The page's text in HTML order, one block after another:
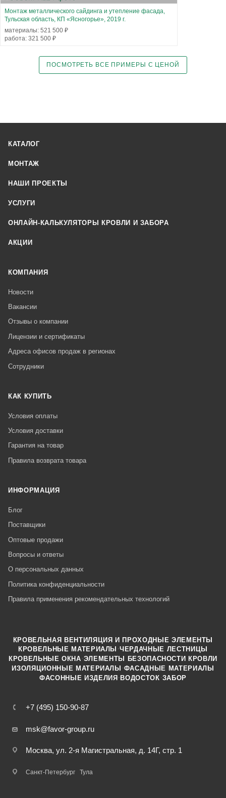
Монтаж металлического сайдинга и утепление фасада,
Тульская область, КП «Ясногорье», 2019 г.
материалы: 521 500 ₽
работа: 321 500 ₽
ПОСМОТРЕТЬ ВСЕ ПРИМЕРЫ С ЦЕНОЙ
КАТАЛОГ
МОНТАЖ
НАШИ ПРОЕКТЫ
УСЛУГИ
ОНЛАЙН-КАЛЬКУЛЯТОРЫ КРОВЛИ И ЗАБОРА
АКЦИИ
КОМПАНИЯ
Новости
Вакансии
Отзывы о компании
Лицензии и сертификаты
Адреса офисов продаж в регионах
Сотрудники
КАК КУПИТЬ
Условия оплаты
Условия доставки
Гарантия на товар
Правила возврата товара
ИНФОРМАЦИЯ
Блог
Поставщики
Оптовые продажи
Вопросы и ответы
О персональных данных
Политика конфиденциальности
Правила применения рекомендательных технологий
+7 (495) 150-90-87
msk@favor-group.ru
Москва, ул. 2-я Магистральная, д. 14Г, стр. 1
Санкт-Петербург Тула
КРОВЕЛЬНАЯ ВЕНТИЛЯЦИЯ И ПРОХОДНЫЕ ЭЛЕМЕНТЫ
КРОВЕЛЬНЫЕ МАТЕРИАЛЫ ·ЧЕРДАЧНЫЕ ЛЕСТНИЦЫ
КРОВЕЛЬНЫЕ ОКНА ·ЭЛЕМЕНТЫ БЕЗОПАСНОСТИ КРОВЛИ
ИЗОЛЯЦИОННЫЕ МАТЕРИАЛЫ ·ФАСАДНЫЕ МАТЕРИАЛЫ
ФАСОННЫЕ ИЗДЕЛИЯ ·ВОДОСТОК ·ЗАБОР